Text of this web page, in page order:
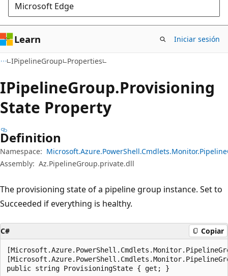
Microsoft Edge
Learn Iniciar sesión
IPipelineGroup Properties
IPipelineGroup.Provisioning
State Property
Definition
Namespace:
Assembly: Az.PipelineGroup.private.dll
The provisioning state of a pipeline group instance. Set to
Succeeded if everything is healthy.
C# Copiar
public string ProvisioningState { get; }